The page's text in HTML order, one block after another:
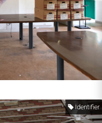
Identifier